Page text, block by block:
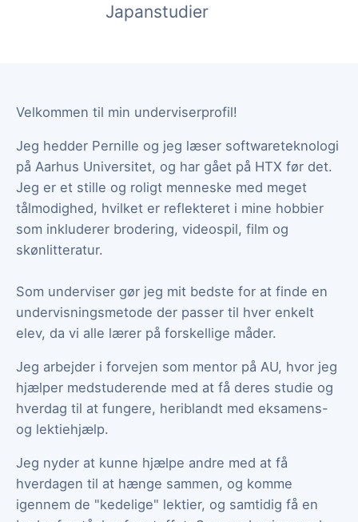
Japanstudier
Velkommen til min underviserprofil!
Jeg hedder Pernille og jeg læser softwareteknologi
på Aarhus Universitet, og har gået på HTX før det.
Jeg er et stille og roligt menneske med meget
tålmodighed, hvilket er reflekteret i mine hobbier
som inkluderer brodering, videospil, film og
skønlitteratur.
Som underviser gør jeg mit bedste for at finde en
undervisningsmetode der passer til hver enkelt
elev, da vi alle lærer på forskellige måder.
Jeg arbejder i forvejen som mentor på AU, hvor jeg
hjælper medstuderende med at få deres studie og
hverdag til at fungere, heriblandt med eksamens-
og lektiehjælp.
Jeg nyder at kunne hjælpe andre med at få
hverdagen til at hænge sammen, og komme
igennem de "kedelige" lektier, og samtidig få en